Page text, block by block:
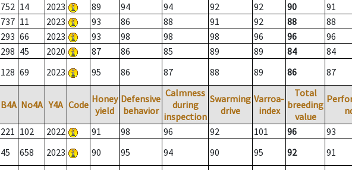
752 14 2023 89 94 94 92 92 90
91
737 11 2023 93 86 88 91 92 88
88
293 66 2023 93 98 98 98 96 96
96
298 45 2020 87 86 85 89 89 84
84
128 69 2023 95 86 87 88 89 86 87
B4A No4A Y4A Code Honey
yield
Defensive
behavior
Calmness
during
inspection
Swarming
drive
Varroa-
index
Total
breeding
value
221 102 2022 91 98 96 92 101 96
93
45 658 2023 90 95 94 90 95 92 91